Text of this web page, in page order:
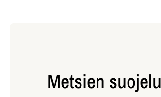
Metsien suojelu